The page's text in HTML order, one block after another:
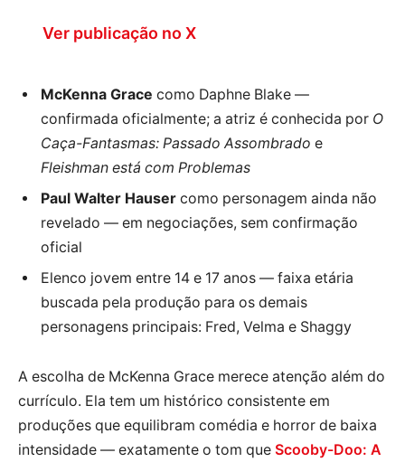
Ver publicação no X
McKenna Grace como Daphne Blake —
confirmada oficialmente; a atriz é conhecida por O
Caça-Fantasmas: Passado Assombrado e
Fleishman está com Problemas
Paul Walter Hauser como personagem ainda não
revelado — em negociações, sem confirmação
oficial
Elenco jovem entre 14 e 17 anos — faixa etária
buscada pela produção para os demais
personagens principais: Fred, Velma e Shaggy
A escolha de McKenna Grace merece atenção além do
currículo. Ela tem um histórico consistente em
produções que equilibram comédia e horror de baixa
intensidade — exatamente o tom que Scooby-Doo: A